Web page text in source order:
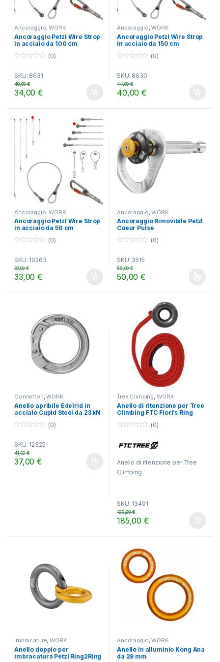
Ancoraggio ,WORK
Ancoraggio Petzl Wire Strop
in acciaio da 100 cm
u
t
o
f
(0)
SKU: 8631
34,00€
40,00€
Ancoraggio ,WORK
Ancoraggio Petzl Wire Strop
in acciaio da 150 cm
u
t
o
f
(0)
SKU: 8630
40,00€
44,00€
Ancoraggio ,WORK
Ancoraggio Petzl Wire Strop
in acciaio da 50 cm
u
t
f
(0)
SKU: 10263
33,00€
37,00€
Ancoraggio ,WORK
Ancoraggio Rimovibile Petzl
Coeur Pulse
u
t
f
(0)
SKU: 3515
50,00€
56,00€
Questo prodotto ha più
Connettori,WORK
Anello apribile Edelrid in
acciaio Cupid Steel da 23 kN
u
t
o
f
(0)
SKU: 12325
37,00€
41,00€
Tree Climbing, WORK
Anello di ritenzione per Tree
Climbing FTC Fiori’s Ring
u
f
(0)
Anello di ritenzione per Tree
Climbing
SKU: 13491
185,00€
199,00€
Imbracature,WORK
Anello doppio per
imbracatura Petzl Ring2Ring
Ancoraggio,WORK
Anello in alluminio Kong Ana
da 28 mm